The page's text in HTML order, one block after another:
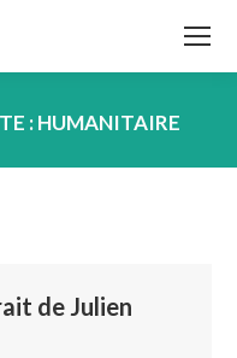
:HUMANITAIRE
de Julien